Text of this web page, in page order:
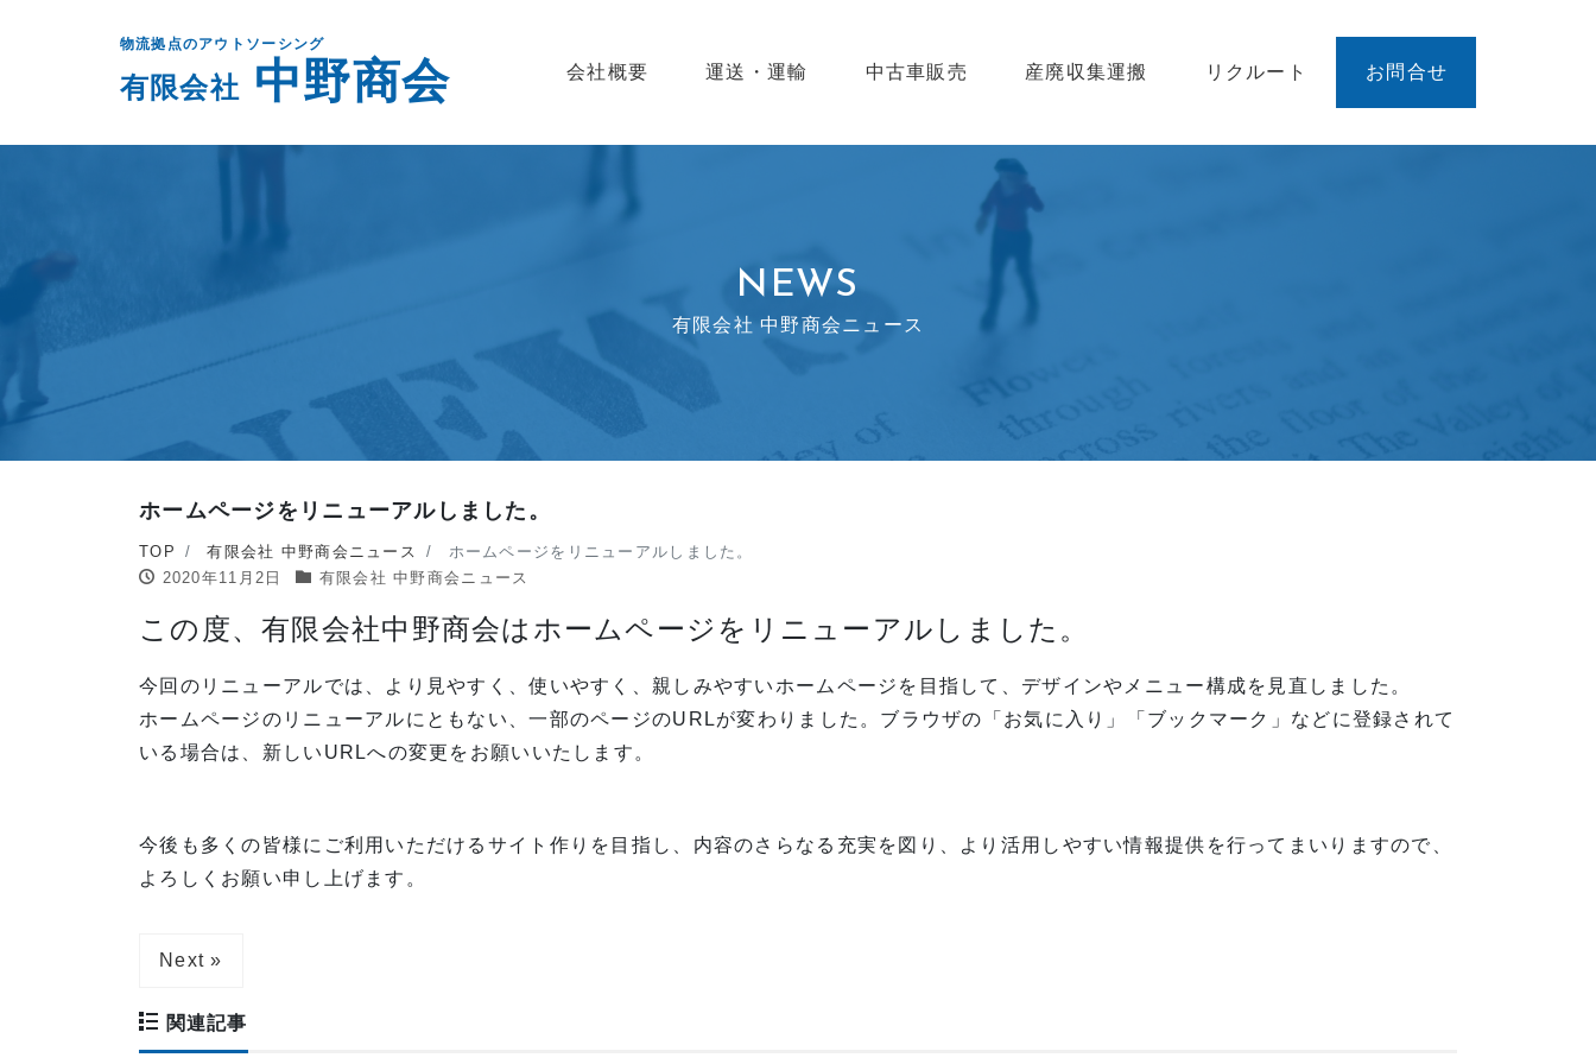
物流拠点のアウトソーシング
有限会社 中野商会 会社概要 運送・運輸 中古車販売 産廃収集運搬 リクルート お問合せ
NEWS
有限会社 中野商会ニュース
ホームページをリニューアルしました。
TOP 有限会社 中野商会ニュース
ホームページをリニューアルしました。
2020年11月2日
有限会社 中野商会ニュース
この度、有限会社中野商会はホームページをリニューアルしました。
今回のリニューアルでは、より見やすく、使いやすく、親しみやすいホームページを目指して、デザインやメニュー構成を見直しました。
ホームページのリニューアルにともない、一部のページのURLが変わりました。ブラウザの「お気に入り」「ブックマーク」などに登録されて
いる場合は、新しいURLへの変更をお願いいたします。
今後も多くの皆様にご利用いただけるサイト作りを目指し、内容のさらなる充実を図り、より活用しやすい情報提供を行ってまいりますので、
よろしくお願い申し上げます。
Next »
関連記事